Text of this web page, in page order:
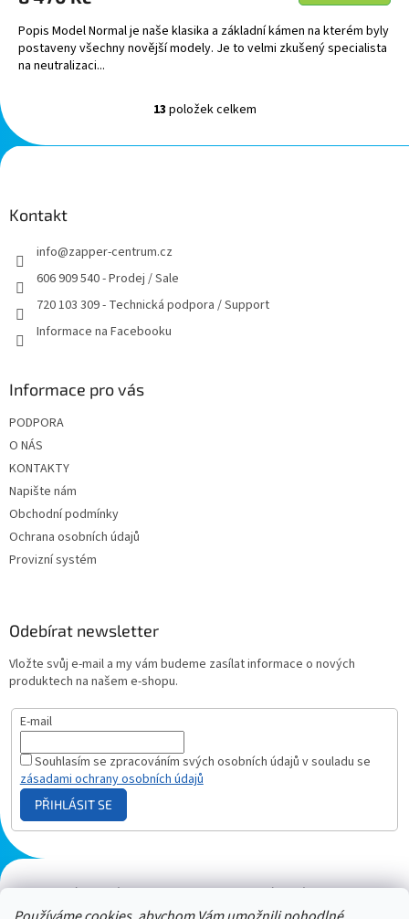
Popis Model Normal je naše klasika a základní kámen na kterém byly
postaveny všechny novější modely. Je to velmi zkušený specialista
na neutralizaci...
O
l
k
13 položek celkem
Z
á
Kontakt
info@zapper-centrum.cz
606 909 540 - Prodej / Sale
720 103 309 - Technická podpora / Support
Informace na Facebooku
Informace pro vás
PODPORA
O NÁS
KONTAKTY
Napište nám
Obchodní podmínky
Ochrana osobních údajů
Provizní systém
Odebírat newsletter
Vložte svůj e-mail a my vám budeme zasílat informace o nových
produktech na našem e-shopu.
E-mail
Souhlasím se zpracováním svých osobních údajů v souladu se
zásadami ochrany osobních údajů
PŘIHLÁSIT SE
Plazmový generátor.cz Heureka - hodnocení Solárne panely.sk
Parasite zapper